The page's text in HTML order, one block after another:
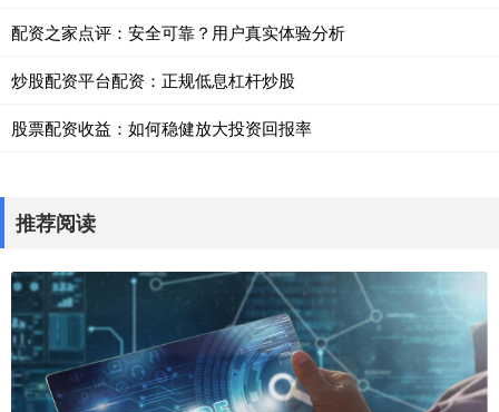
配资之家点评：安全可靠？用户真实体验分析
炒股配资平台配资：正规低息杠杆炒股
股票配资收益：如何稳健放大投资回报率
推荐阅读